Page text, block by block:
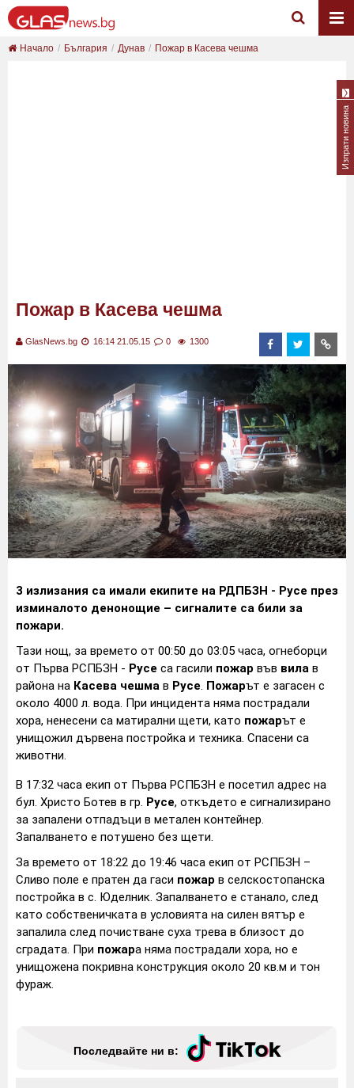
Начало България Дунав Пожар в Касева чешма
Пожар в Касева чешма
GlasNews.bg 16:14 21.05.15 0 1300
3 излизания са имали екипите на РДПБЗН - Русе през
изминалото денонощие – сигналите са били за
пожари.
Тази нощ, за времето от 00:50 до 03:05 часа, огнеборци
от Първа РСПБЗН - Русе са гасили пожар във вила в
района на Касева чешма в Русе Пожарът е загасен с
около 4000 л. вода. При инцидента няма пострадали
хора, ненесени са матирални щети, като пожарът е
унищожил дървена постройка и техника. Спасени са
животни.
В 17:32 часа екип от Първа РСПБЗН е посетил адрес на
бул. Христо Ботев в гр. Русе, откъдето е сигнализирано
за запалени отпадъци в метален контейнер.
Запалването е потушено без щети.
За времето от 18:22 до 19:46 часа екип от РСПБЗН –
Сливо поле е пратен да гаси пожар в селскостопанска
постройка в с. Юделник. Запалването е станало, след
като собственичката в условията на силен вятър е
запалила след почистване суха трева в близост до
сградата. При пожара няма пострадали хора, но е
унищожена покривна конструкция около 20 кв.м и тон
фураж.
Последвайте ни в:
Изпрати новина